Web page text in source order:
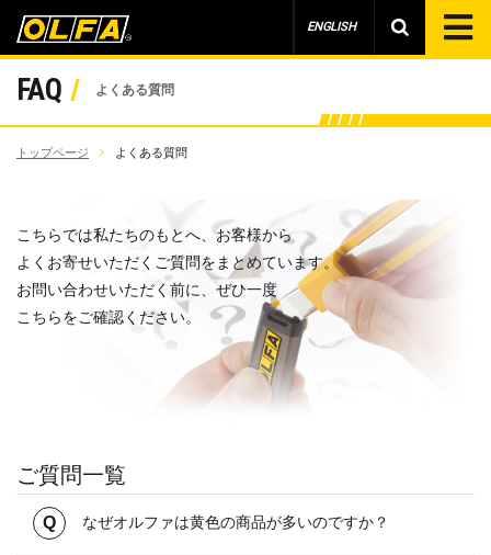
ENGLISH
FAQ よくある質問
トップページ よくある質問
こちらでは私たちのもとへ、お客様から
よくお寄せいただくご質問をまとめています。
お問い合わせいただく前に、ぜひ一度
こちらをご確認ください。
ご質問一覧
なぜオルファは黄色の商品が多いのですか？